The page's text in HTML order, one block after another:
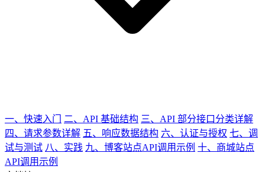
一、快速入门 二、API 基础结构 三、API 部分接口分类详解
四、请求参数详解 五、响应数据结构 六、认证与授权 七、调
试与测试 八、实践 九、博客站点API调用示例 十、商城站点
API调用示例